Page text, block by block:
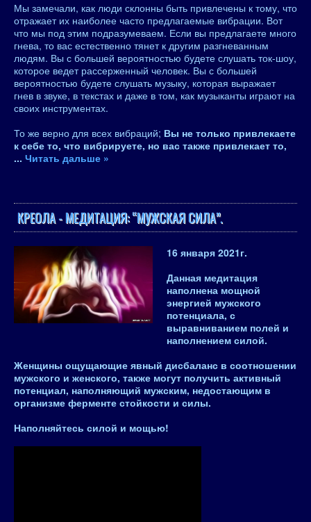
Мы замечали, как люди склонны быть привлечены к тому, что
отражает их наиболее часто предлагаемые вибрации. Вот
что мы под этим подразумеваем. Если вы предлагаете много
гнева, то вас естественно тянет к другим разгневанным
людям. Вы с большей вероятностью будете слушать ток-шоу,
которое ведет рассерженный человек. Вы с большей
вероятностью будете слушать музыку, которая выражает
гнев в звуке, в текстах и ​​даже в том, как музыканты играют на
своих инструментах.
То же верно для всех вибраций; Вы не только привлекаете
к себе то, что вибрируете, но вас также привлекает то,
... Читать дальше »
КРЕОЛА - МЕДИТАЦИЯ: “МУЖСКАЯ СИЛА”.
16 января 2021г.
Данная медитация
наполнена мощной
энергией мужского
потенциала, с
выравниванием полей и
наполнением силой.
Женщины ощущающие явный дисбаланс в соотношении
мужского и женского, также могут получить активный
потенциал, наполняющий мужским, недостающим в
организме ферменте стойкости и силы.
Наполняйтесь силой и мощью!